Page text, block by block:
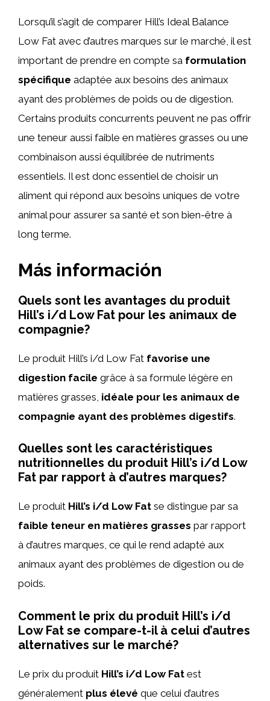
Lorsqu’il s’agit de comparer Hill’s Ideal Balance
Low Fat avec d’autres marques sur le marché, il est
important de prendre en compte sa formulation
spécifique adaptée aux besoins des animaux
ayant des problèmes de poids ou de digestion.
Certains produits concurrents peuvent ne pas offrir
une teneur aussi faible en matières grasses ou une
combinaison aussi équilibrée de nutriments
essentiels. Il est donc essentiel de choisir un
aliment qui répond aux besoins uniques de votre
animal pour assurer sa santé et son bien-être à
long terme.
Más información
Quels sont les avantages du produit
Hill’s i/d Low Fat pour les animaux de
compagnie?
Le produit Hill’s i/d Low Fat favorise une
digestion facile grâce à sa formule légère en
matières grasses, idéale pour les animaux de
compagnie ayant des problèmes digestifs.
Quelles sont les caractéristiques
nutritionnelles du produit Hill’s i/d Low
Fat par rapport à d’autres marques?
Le produit Hill’s i/d Low Fat se distingue par sa
faible teneur en matières grasses par rapport
à d’autres marques, ce qui le rend adapté aux
animaux ayant des problèmes de digestion ou de
poids.
Comment le prix du produit Hill’s i/d
Low Fat se compare-t-il à celui d’autres
alternatives sur le marché?
Le prix du produit Hill’s i/d Low Fat est
généralement plus élevé que celui d’autres